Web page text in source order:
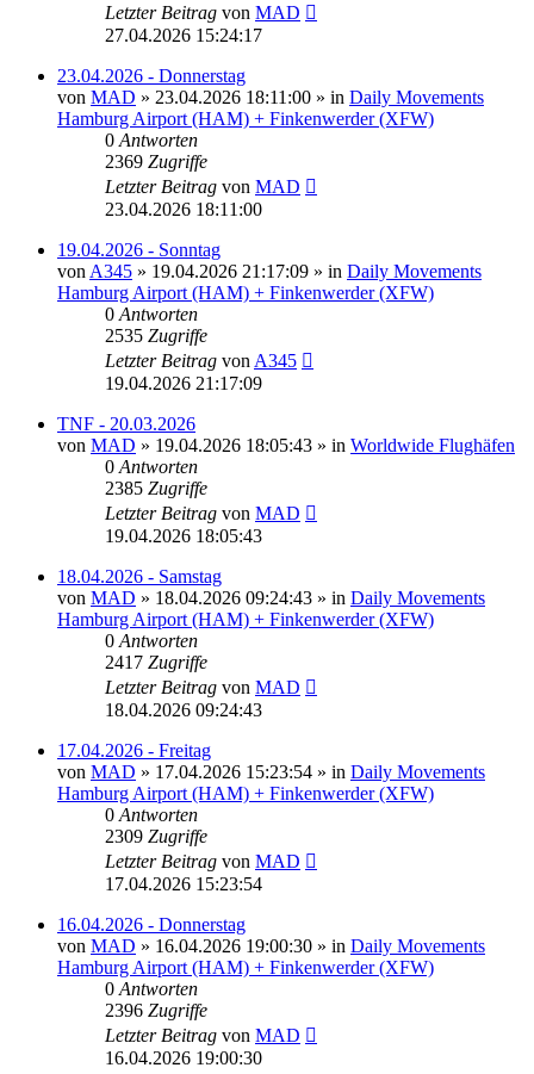
Letzter Beitrag von MAD
27.04.2026 15:24:17
23.04.2026 - Donnerstag
von MAD » 23.04.2026 18:11:00 » in Daily Movements
Hamburg Airport (HAM) + Finkenwerder (XFW)
0 Antworten
2369 Zugriffe
Letzter Beitrag von MAD
23.04.2026 18:11:00
19.04.2026 - Sonntag
von A345 » 19.04.2026 21:17:09 » in Daily Movements
Hamburg Airport (HAM) + Finkenwerder (XFW)
0 Antworten
2535 Zugriffe
Letzter Beitrag von A345
19.04.2026 21:17:09
TNF - 20.03.2026
von MAD » 19.04.2026 18:05:43 » in Worldwide Flughäfen
0 Antworten
2385 Zugriffe
Letzter Beitrag von MAD
19.04.2026 18:05:43
18.04.2026 - Samstag
von MAD » 18.04.2026 09:24:43 » in Daily Movements
Hamburg Airport (HAM) + Finkenwerder (XFW)
0 Antworten
2417 Zugriffe
Letzter Beitrag von MAD
18.04.2026 09:24:43
17.04.2026 - Freitag
von MAD » 17.04.2026 15:23:54 » in Daily Movements
Hamburg Airport (HAM) + Finkenwerder (XFW)
0 Antworten
2309 Zugriffe
Letzter Beitrag von MAD
17.04.2026 15:23:54
16.04.2026 - Donnerstag
von MAD » 16.04.2026 19:00:30 » in Daily Movements
Hamburg Airport (HAM) + Finkenwerder (XFW)
0 Antworten
2396 Zugriffe
Letzter Beitrag von MAD
16.04.2026 19:00:30